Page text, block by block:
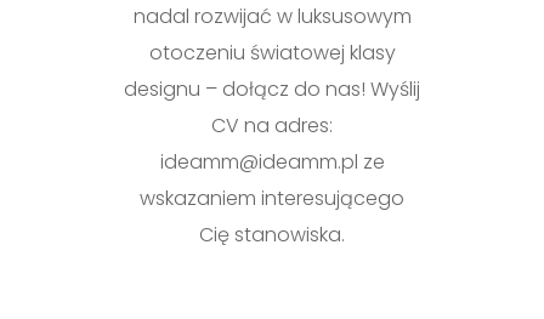
nadal rozwijać w luksusowym
otoczeniu światowej klasy
designu – dołącz do nas! Wyślij
CV na adres:
ideamm@ideamm.pl ze
wskazaniem interesującego
Cię stanowiska.